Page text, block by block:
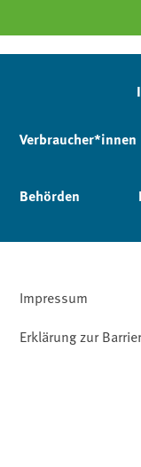
Verbraucher*innen
Behörden
Impressum
Erklärung zur